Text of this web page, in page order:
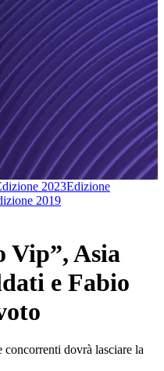
2023Edizione
2019
Vip”, Asia
e Fabio
dovrà lasciare la